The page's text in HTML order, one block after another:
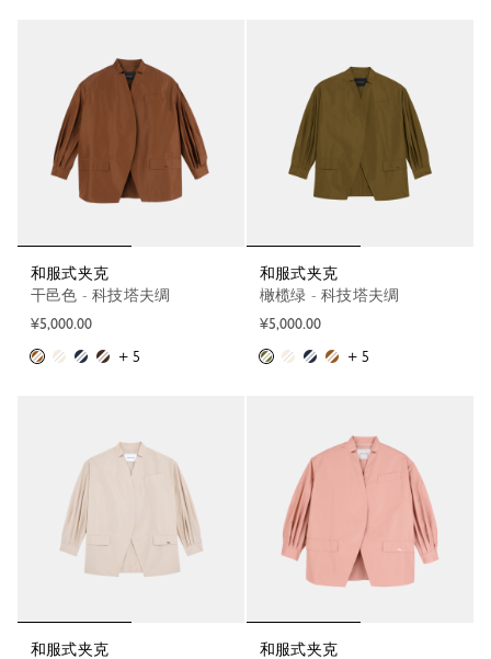
和服式夹克
干邑色 - 科技塔夫绸
¥5,000.00
+ 5
和服式夹克
橄榄绿 - 科技塔夫绸
¥5,000.00
+ 5
和服式夹克
和服式夹克